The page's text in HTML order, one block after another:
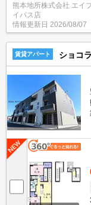
部屋☆
熊本地所株式会社 エイ
イパス店
情報更新日 2026/08/07
賃貸アパート ショコラ